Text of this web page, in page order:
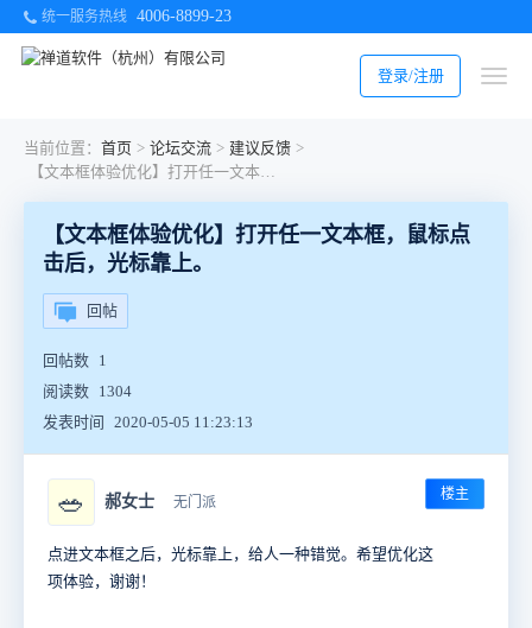
统一服务热线 4006-8899-23
登录/注册
当前位置： 首页 > 论坛交流 > 建议反馈 >
【文本框体验优化】打开任一文本框，鼠标点击后，光标靠上。
【文本框体验优化】打开任一文本框，鼠标点
击后，光标靠上。
回帖
回帖数 1
阅读数 1304
发表时间
2020-05-05 11:23:13
🥗 郝女士 无门派 楼主
点进文本框之后，光标靠上，给人一种错觉。希望优化这
项体验，谢谢！